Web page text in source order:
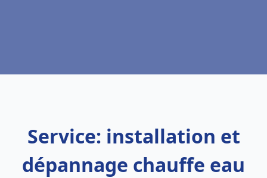
Service: installation et
dépannage chauffe eau